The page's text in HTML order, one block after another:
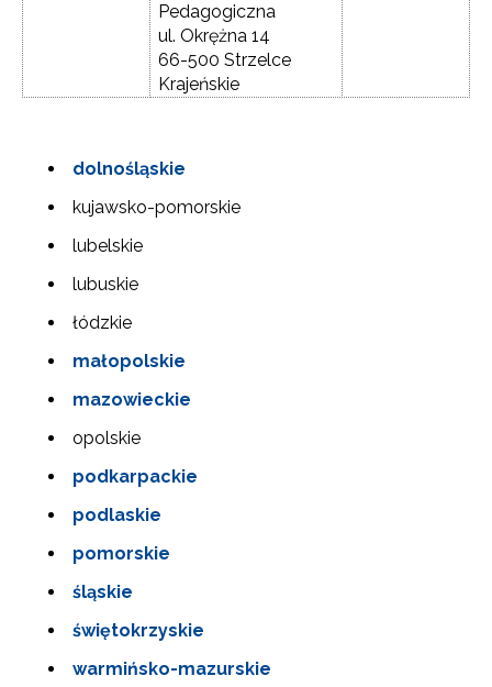
Pedagogiczna
ul. Okrężna 14
66-500 Strzelce
Krajeńskie
dolnośląskie
kujawsko-pomorskie
lubelskie
lubuskie
łódzkie
małopolskie
mazowieckie
opolskie
podkarpackie
podlaskie
pomorskie
śląskie
świętokrzyskie
warmińsko-mazurskie